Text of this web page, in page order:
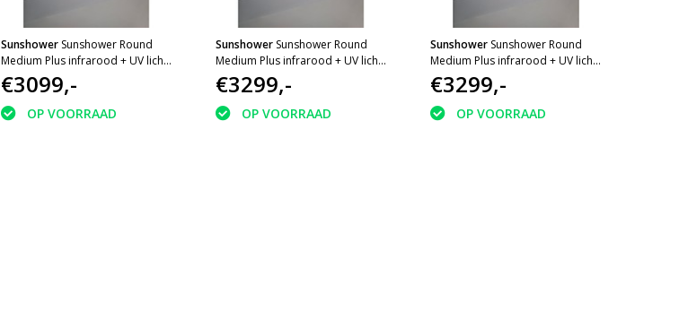
Sunshower Sunshower Round
Medium Plus infrarood + UV licht
inbouw 140x33x10cm White
€3099,-
OP VOORRAAD
Sunshower Sunshower Round
Medium Plus infrarood + UV licht
inbouw 140x33x10cm Organic
Grey
€3299,-
OP VOORRAAD
Sunshower Sunshower Round
Medium Plus infrarood + UV licht
inbouw 140x33x10cm Black
€3299,-
OP VOORRAAD